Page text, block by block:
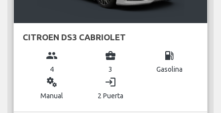
CITROEN DS3 CABRIOLET
group
4
business_center
3
local_gas_station
Gasolina
miscellaneous_services
Manual
login
2 Puerta